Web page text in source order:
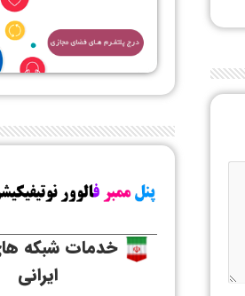
خدمات شبکه
ایرانی